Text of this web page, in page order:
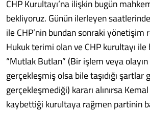
CHP Kurultayı’na ilişkin bugün
bekliyoruz. Günün ilerleyen
ile CHP’nin bundan sonraki yönetişim
Hukuk terimi olan ve CHP kurultayı ile
“Mutlak Butlan” (Bir işlem veya
gerçekleşmiş olsa bile taşıdığı şartlar
gerçekleşmediği) kararı alınırsa
kaybettiği kurultaya rağmen partinin